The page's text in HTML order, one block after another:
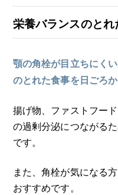
栄養バランスのと
顎の角栓が目立ちにく
のとれた食事を日ごろ
揚げ物、ファストフー
の過剰分泌につながる
です。
また、角栓が気になる
おすすめです。